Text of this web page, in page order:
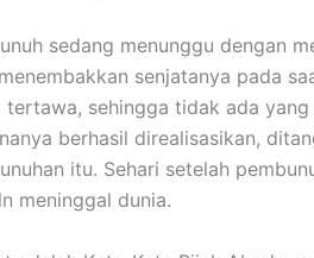
sedang menunggu dengan
senjatanya pada
tertawa, sehingga tidak ada
berhasil direalisasikan,
itu. Sehari setelah
meninggal dunia.